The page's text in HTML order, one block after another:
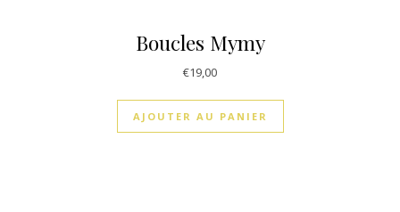
Boucles Mymy
€19,00
AJOUTER AU PANIER